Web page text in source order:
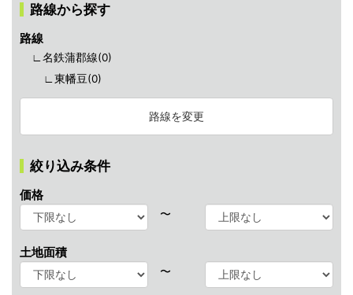
路線から探す
路線
∟名鉄蒲郡線(0)
∟東幡豆(0)
路線を変更
絞り込み条件
価格
〜
土地面積
〜